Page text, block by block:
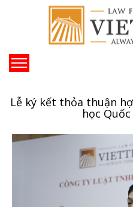
Lễ ký kết thỏa thuận
học